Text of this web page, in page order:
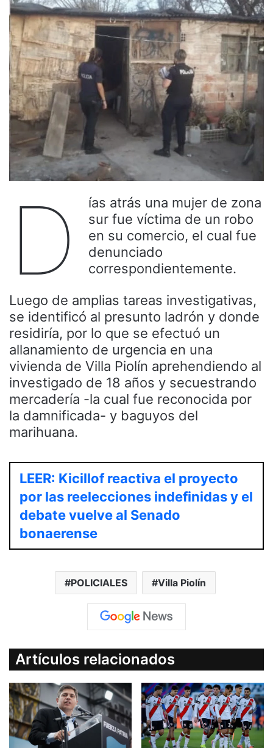
D
ías atrás una mujer de zona
sur fue víctima de un robo
en su comercio, el cual fue
denunciado
correspondientemente.
Luego de amplias tareas investigativas,
se identificó al presunto ladrón y donde
residiría, por lo que se efectuó un
allanamiento de urgencia en una
vivienda de Villa Piolín aprehendiendo al
investigado de 18 años y secuestrando
mercadería -la cual fue reconocida por
la damnificada- y baguyos del
marihuana.
LEER: Kicillof reactiva el proyecto
por las reelecciones indefinidas y el
debate vuelve al Senado
bonaerense
POLICIALES Villa Piolín
Artículos relacionados